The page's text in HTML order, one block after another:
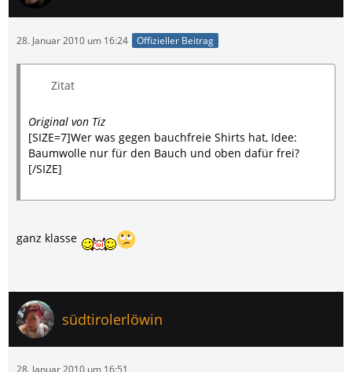
28. Januar 2010 um 16:24 Offizieller Beitrag
Zitat
Original von Tiz
[SIZE=7]Wer was gegen bauchfreie Shirts hat, Idee:
Baumwolle nur für den Bauch und oben dafür frei?
[/SIZE]
ganz klasse
südtirolerlöwin
28. Januar 2010 um 16:51